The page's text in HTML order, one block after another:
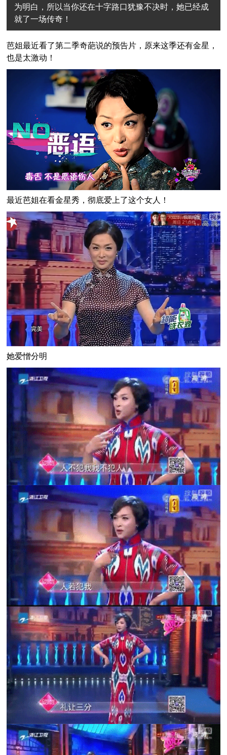
为明白，所以当你还在十字路口犹豫不决时，她已经成
就了一场传奇！
芭姐最近看了第二季奇葩说的预告片，原来这季还有金星，
也是太激动！
最近芭姐在看金星秀，彻底爱上了这个女人！
她爱憎分明